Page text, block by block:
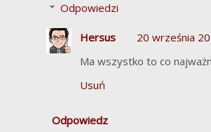
Odpowiedzi
Hersus
20 września
Ma wszystko to co
Usuń
Odpowiedz